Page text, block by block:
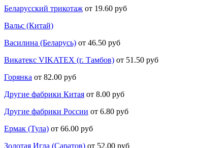
Беларусский трикотаж от 19.60 руб
Вальс (Китай)
Василина (Беларусь) от 46.50 руб
Викатекс VIKATEX (г. Тамбов) от 51.50 руб
Горянка от 82.00 руб
Другие фабрики Китая от 8.00 руб
Другие фабрики России от 6.80 руб
Ермак (Тула) от 66.00 руб
Золотая Игла (Саратов) от 52.00 руб